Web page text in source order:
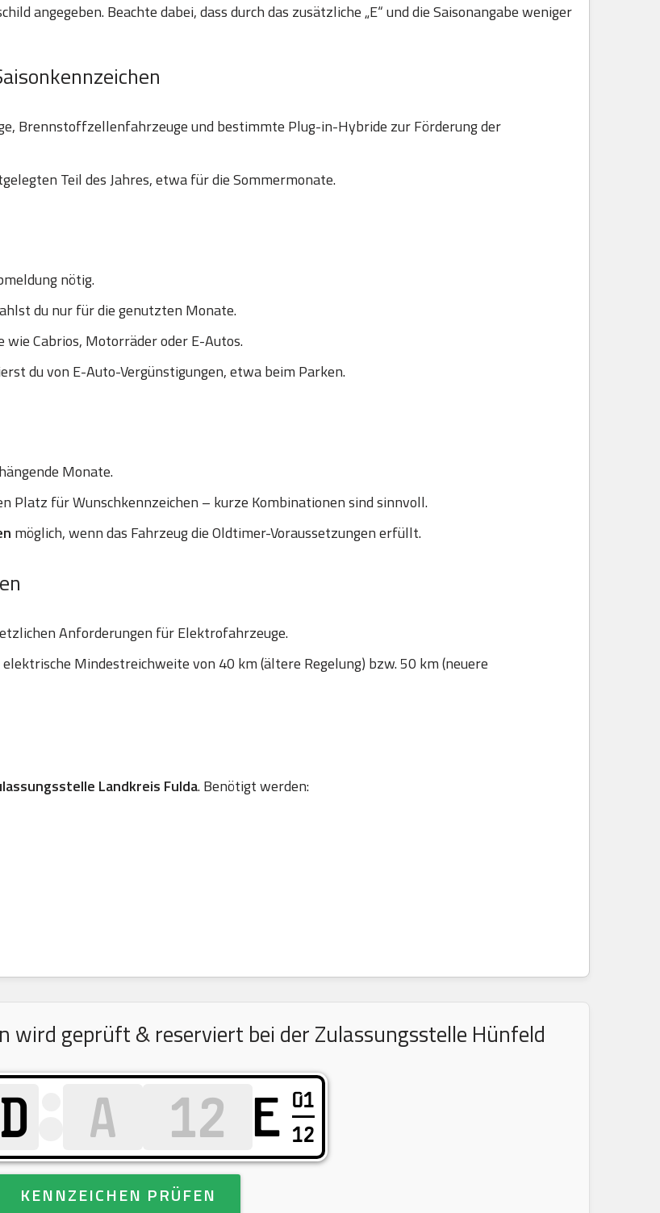
angegeben. Beachte dabei, dass durch das zusätzliche „E“ und die Saisonangabe weniger
Brennstoffzellenfahrzeuge und bestimmte Plug-in-Hybride zur Förderung der
Teil des Jahres, etwa für die Sommermonate.
nötig.
du nur für die genutzten Monate.
Cabrios, Motorräder oder E-Autos.
du von E-Auto-Vergünstigungen, etwa beim Parken.
Monate.
Platz für Wunschkennzeichen – kurze Kombinationen sind sinnvoll.
möglich, wenn das Fahrzeug die Oldtimer-Voraussetzungen erfüllt.
Anforderungen für Elektrofahrzeuge.
Mindestreichweite von 40 km (ältere Regelung) bzw. 50 km (neuere
Landkreis Fulda. Benötigt werden:
wird geprüft & reserviert bei der Zulassungsstelle Hünfeld
E 01
12
KENNZEICHEN PRÜFEN